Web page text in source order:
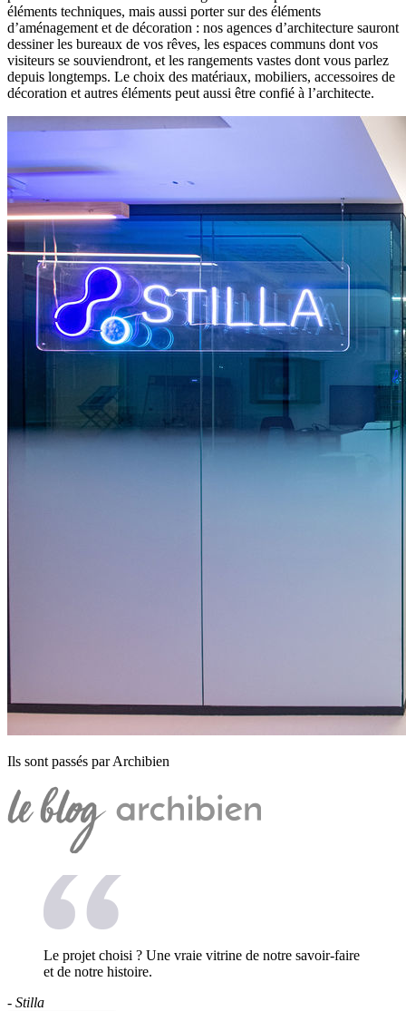
éléments techniques, mais aussi porter sur des éléments
d’aménagement et de décoration : nos agences d’architecture sauront
dessiner les bureaux de vos rêves, les espaces communs dont vos
visiteurs se souviendront, et les rangements vastes dont vous parlez
depuis longtemps. Le choix des matériaux, mobiliers, accessoires de
décoration et autres éléments peut aussi être confié à l’architecte.
Ils sont passés par Archibien
Le projet choisi ? Une vraie vitrine de notre savoir-faire
et de notre histoire.
- Stilla